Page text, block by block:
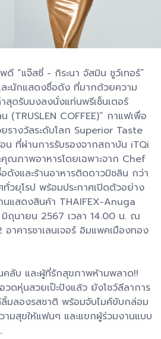
“แจ๊สซี่ - กิระนา จัสมิน ชูว์เทอร์”
ะนักแสดงชื่อดัง ที่มากด้วยความ
สุดรับมงลงนั่งแท่นพรีเซ็นเตอร์
COFFEE)” กาแฟเพื่อ
างวัลระดับโลก Superior Taste
ที่ผ่านการรับรองจากสถาบัน iTQi
ณภาพอาหารโดยเฉพาะจาก Chef
งและร้านอาหารติดดาวมิชลิน กว่า
วยุโรป พร้อมประกาศเปิดตัวอย่าง
นแสดงสินค้า THAIFEX-Anuga
ถุนายน 2567 เวลา 14.00 น. ณ
าคารชาเลนเจอร์ อิมแพคเมืองทอง
ลับ และผู้ที่รักสุขภาพห้ามพลาด!!
วดหุ่นสวยเป๊ะปังแล้ว ยังโชว์ลีลาการ
ลิ้มลองรสชาติ พร้อมจับไมค์ขับกล่อม
ามสุขให้แฟนๆ และแขกผู้ร่วมงานแบบ